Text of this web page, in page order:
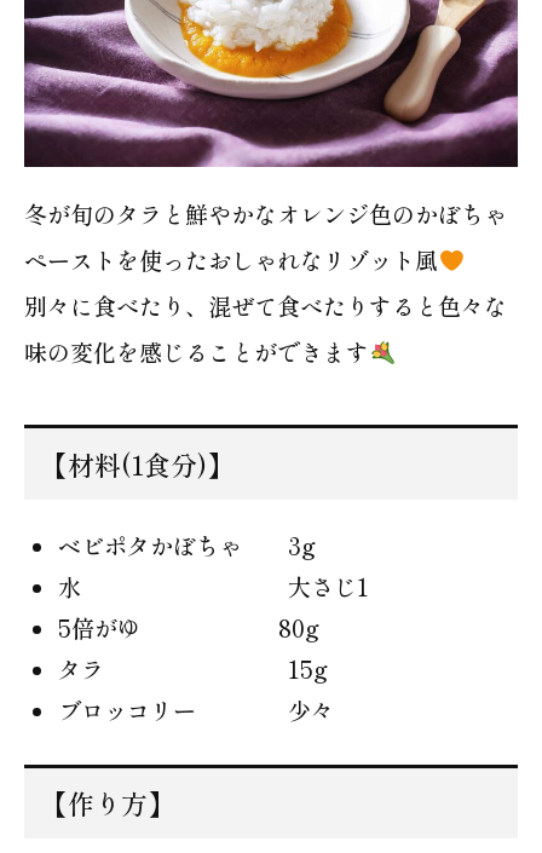
冬が旬のタラと鮮やかなオレンジ色のかぼちゃ
ペーストを使ったおしゃれなリゾット風
別々に食べたり、混ぜて食べたりすると色々な
味の変化を感じることができます
【材料(1食分)】
ベビポタかぼちゃ 3g
水 大さじ1
5倍がゆ 80g
タラ 15g
ブロッコリー 少々
【作り方】